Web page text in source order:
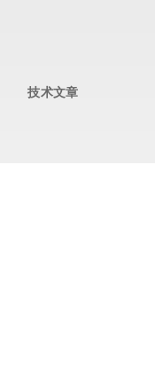
技术文章